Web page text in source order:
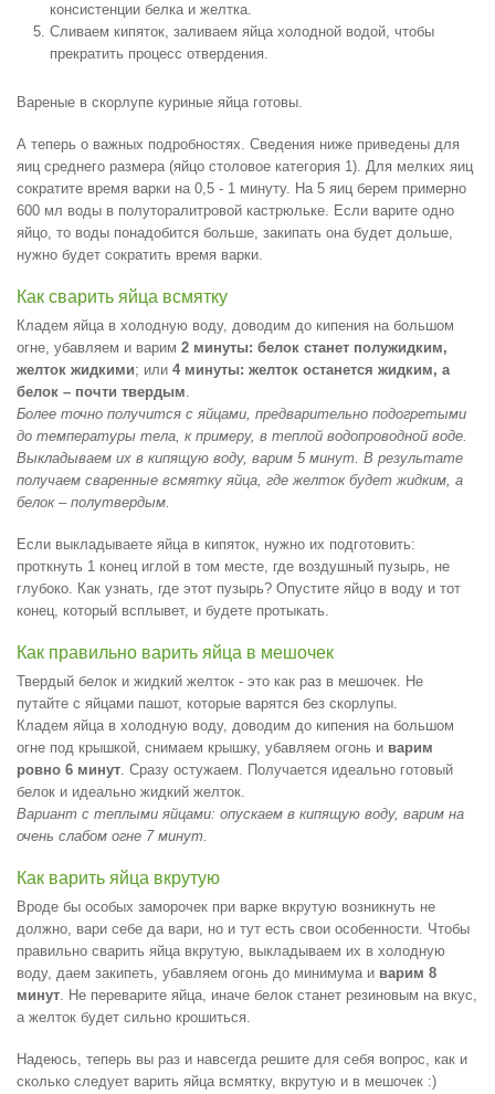
консистенции белка и желтка.
Сливаем кипяток, заливаем яйца холодной водой, чтобы
прекратить процесс отвердения.
Вареные в скорлупе куриные яйца готовы.
А теперь о важных подробностях. Сведения ниже приведены для
яиц среднего размера (яйцо столовое категория 1). Для мелких яиц
сократите время варки на 0,5 - 1 минуту. На 5 яиц берем примерно
600 мл воды в полуторалитровой кастрюльке. Если варите одно
яйцо, то воды понадобится больше, закипать она будет дольше,
нужно будет сократить время варки.
Как сварить яйца всмятку
Кладем яйца в холодную воду, доводим до кипения на большом
огне, убавляем и варим 2 минуты: белок станет полужидким,
желток жидкими; или 4 минуты: желток останется жидким, а
белок – почти твердым.
Более точно получится с яйцами, предварительно подогретыми
до температуры тела, к примеру, в теплой водопроводной воде.
Выкладываем их в кипящую воду, варим 5 минут. В результате
получаем сваренные всмятку яйца, где желток будет жидким, а
белок – полутвердым.
Если выкладываете яйца в кипяток, нужно их подготовить:
проткнуть 1 конец иглой в том месте, где воздушный пузырь, не
глубоко. Как узнать, где этот пузырь? Опустите яйцо в воду и тот
конец, который всплывет, и будете протыкать.
Как правильно варить яйца в мешочек
Твердый белок и жидкий желток - это как раз в мешочек. Не
путайте с яйцами пашот, которые варятся без скорлупы.
Кладем яйца в холодную воду, доводим до кипения на большом
огне под крышкой, снимаем крышку, убавляем огонь и варим
ровно 6 минут. Сразу остужаем. Получается идеально готовый
белок и идеально жидкий желток.
Вариант с теплыми яйцами: опускаем в кипящую воду, варим на
очень слабом огне 7 минут.
Как варить яйца вкрутую
Вроде бы особых заморочек при варке вкрутую возникнуть не
должно, вари себе да вари, но и тут есть свои особенности. Чтобы
правильно сварить яйца вкрутую, выкладываем их в холодную
воду, даем закипеть, убавляем огонь до минимума и варим 8
минут. Не переварите яйца, иначе белок станет резиновым на вкус,
а желток будет сильно крошиться.
Надеюсь, теперь вы раз и навсегда решите для себя вопрос, как и
сколько следует варить яйца всмятку, вкрутую и в мешочек :)